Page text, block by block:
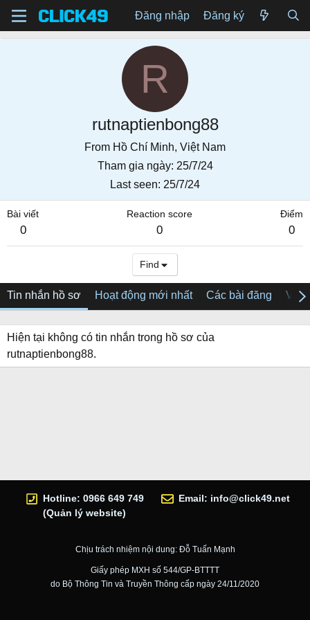
Đăng nhập Đăng ký
R
rutnaptienbong88
From Hồ Chí Minh, Việt Nam
Tham gia ngày 25/7/24
Last seen 25/7/24
Bài viết
0
Reaction score
0
Điểm
0
Find
Tin nhắn hồ sơ Hoạt động mới nhất Các bài đăng Về
Hiện tại không có tin nhắn trong hồ sơ của
rutnaptienbong88.
Hotline: 0966 649 749
(Quản lý website)
Email: info@click49.net
Chịu trách nhiệm nội dung: Đỗ Tuấn Mạnh
Giấy phép MXH số 544/GP-BTTTT
do Bộ Thông Tin và Truyền Thông cấp ngày 24/11/2020